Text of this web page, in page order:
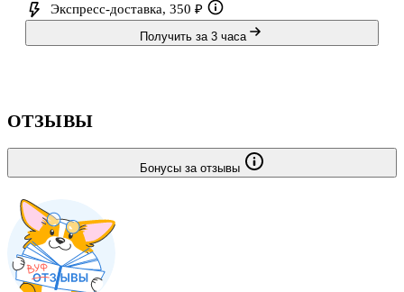
количество листов: 4;
формат листов: А6 (10 × 15 см);
Экспресс-доставка, 350 ₽
Получить за 3 часа
ОТЗЫВЫ
Бонусы за отзывы